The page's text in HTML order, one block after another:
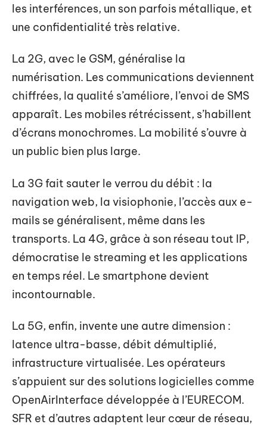
les interférences, un son parfois métallique, et
une confidentialité très relative.
La 2G, avec le GSM, généralise la
numérisation. Les communications deviennent
chiffrées, la qualité s’améliore, l’envoi de SMS
apparaît. Les mobiles rétrécissent, s’habillent
d’écrans monochromes. La mobilité s’ouvre à
un public bien plus large.
La 3G fait sauter le verrou du débit : la
navigation web, la visiophonie, l’accès aux e-
mails se généralisent, même dans les
transports. La 4G, grâce à son réseau tout IP,
démocratise le streaming et les applications
en temps réel. Le smartphone devient
incontournable.
La 5G, enfin, invente une autre dimension :
latence ultra-basse, débit démultiplié,
infrastructure virtualisée. Les opérateurs
s’appuient sur des solutions logicielles comme
OpenAirInterface développée à l’EURECOM.
SFR et d’autres adaptent leur cœur de réseau,